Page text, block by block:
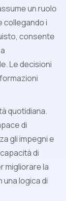
un ruolo
collegando i
consente
Le decisioni
quotidiana.
di
gli impegni e
di
migliorare la
logica di